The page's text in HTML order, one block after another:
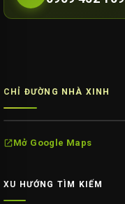
CHỈ ĐƯỜNG NHÀ XINH
Mở Google Maps
XU HƯỚNG TÌM KIẾM